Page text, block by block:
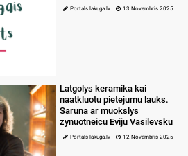
Portals lakuga.lv 13 Novembris 2025
Latgolys keramika kai
naatkluotu pietejumu lauks.
Saruna ar muokslys
zynuotneicu Eviju Vasilevsku
Portals lakuga.lv 12 Novembris 2025